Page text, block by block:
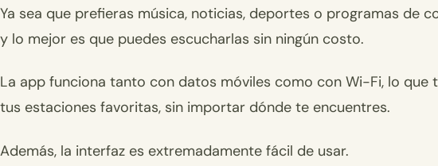
Ya sea que prefieras música, noticias, deportes o programas de
y lo mejor es que puedes escucharlas sin ningún costo.
La app funciona tanto con datos móviles como con Wi-Fi, lo que
tus estaciones favoritas, sin importar dónde te encuentres.
Además, la interfaz es extremadamente fácil de usar.